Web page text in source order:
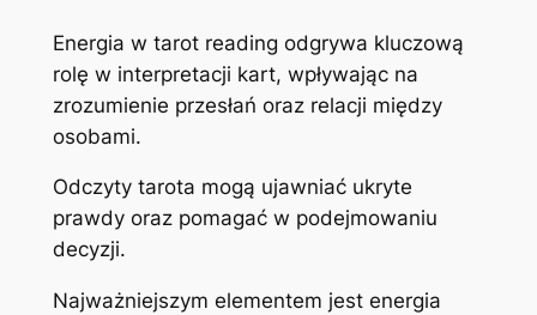
Energia w tarot reading odgrywa kluczową
rolę w interpretacji kart, wpływając na
zrozumienie przesłań oraz relacji między
osobami.
Odczyty tarota mogą ujawniać ukryte
prawdy oraz pomagać w podejmowaniu
decyzji.
Najważniejszym elementem jest energia